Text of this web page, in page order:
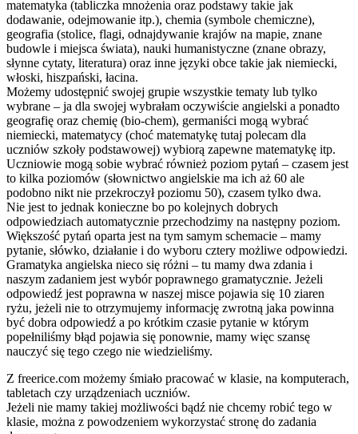
matematyka (tabliczka mnożenia oraz podstawy takie jak
dodawanie, odejmowanie itp.), chemia (symbole chemiczne),
geografia (stolice, flagi, odnajdywanie krajów na mapie, znane
budowle i miejsca świata), nauki humanistyczne (znane obrazy,
słynne cytaty, literatura) oraz inne języki obce takie jak niemiecki,
włoski, hiszpański, łacina.
Możemy udostępnić swojej grupie wszystkie tematy lub tylko
wybrane – ja dla swojej wybrałam oczywiście angielski a ponadto
geografię oraz chemię (bio-chem), germaniści mogą wybrać
niemiecki, matematycy (choć matematykę tutaj polecam dla
uczniów szkoły podstawowej) wybiorą zapewne matematykę itp.
Uczniowie mogą sobie wybrać również poziom pytań – czasem jest
to kilka poziomów (słownictwo angielskie ma ich aż 60 ale
podobno nikt nie przekroczył poziomu 50), czasem tylko dwa.
Nie jest to jednak konieczne bo po kolejnych dobrych
odpowiedziach automatycznie przechodzimy na następny poziom.
Większość pytań oparta jest na tym samym schemacie – mamy
pytanie, słówko, działanie i do wyboru cztery możliwe odpowiedzi.
Gramatyka angielska nieco się różni – tu mamy dwa zdania i
naszym zadaniem jest wybór poprawnego gramatycznie. Jeżeli
odpowiedź jest poprawna w naszej misce pojawia się 10 ziaren
ryżu, jeżeli nie to otrzymujemy informację zwrotną jaka powinna
być dobra odpowiedź a po krótkim czasie pytanie w którym
popełniliśmy błąd pojawia się ponownie, mamy więc szansę
nauczyć się tego czego nie wiedzieliśmy.
Z freerice.com możemy śmiało pracować w klasie, na komputerach,
tabletach czy urządzeniach uczniów.
Jeżeli nie mamy takiej możliwości bądź nie chcemy robić tego w
klasie, można z powodzeniem wykorzystać stronę do zadania